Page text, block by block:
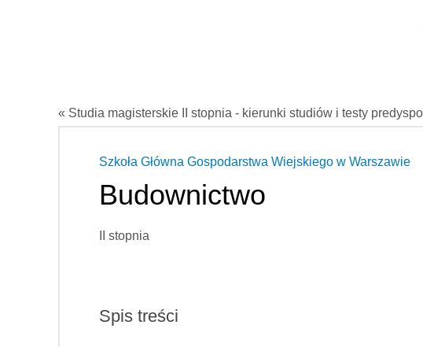
« Studia magisterskie II stopnia - kierunki studiów i testy
Szkoła Główna Gospodarstwa Wiejskiego w Warszawie
Budownictwo
II stopnia
Spis treści